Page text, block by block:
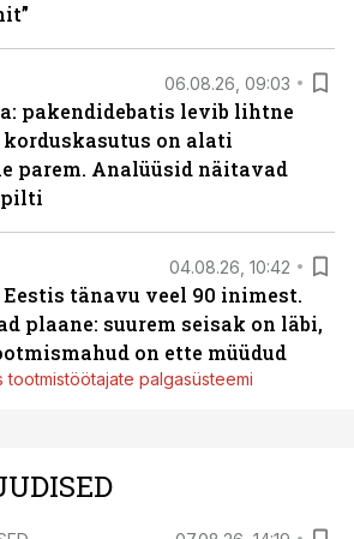
06.08.26, 09:03
pakendidebatis levib lihtne
korduskasutus on alati
parem. Analüüsid näitavad
pilti
04.08.26, 10:42
Eestis tänavu veel 90 inimest.
plaane: suurem seisak on läbi,
on ette müüdud
tootmistöötajate palgasüsteemi